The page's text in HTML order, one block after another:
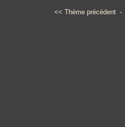
<< Thème précédent